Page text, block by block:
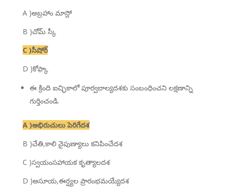
A )అబ్రహాం మాస్లో
B )చోమ్ స్కీ
C )సీషోర్
D )కోఫ్కా
ఈ క్రింది ఐచ్ఛికాలో పూర్వబాల్యదశకు సంబంధించని లక్షణాన్ని
గుర్తించండి.
A )అభిరుచులు పెరిగేదశ
B )చేతి,కాలి నైపుణ్యాలు కనిపించేదశ
C )స్వయంసహాయక కృత్యాలదశ
D )అసూయ,ఈర్ష్యల ప్రారంభమయ్యేదశ